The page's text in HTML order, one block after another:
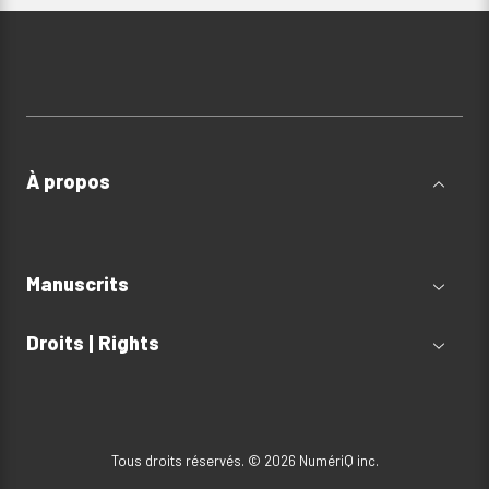
À propos
Manuscrits
Droits | Rights
Tous droits réservés. © 2026 NumériQ inc.